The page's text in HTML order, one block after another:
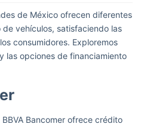
de México ofrecen diferentes
vehículos, satisfaciendo las
consumidores. Exploremos
las opciones de financiamiento
BBVA Bancomer ofrece crédito